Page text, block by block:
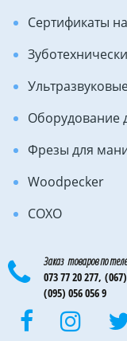
Сертификаты
Оборудование
Фрезы для
Woodpecker
COXO
Заказ товаров по
073 77 20 277,
(095) 056 056 9